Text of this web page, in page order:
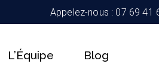
Appelez-nous : 07 69 41
L’Équipe Blog